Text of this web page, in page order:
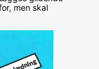
men skal